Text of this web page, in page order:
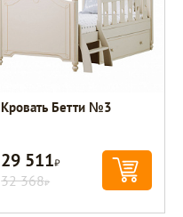
Кровать Бетти №3
29 511Р
32 368Р